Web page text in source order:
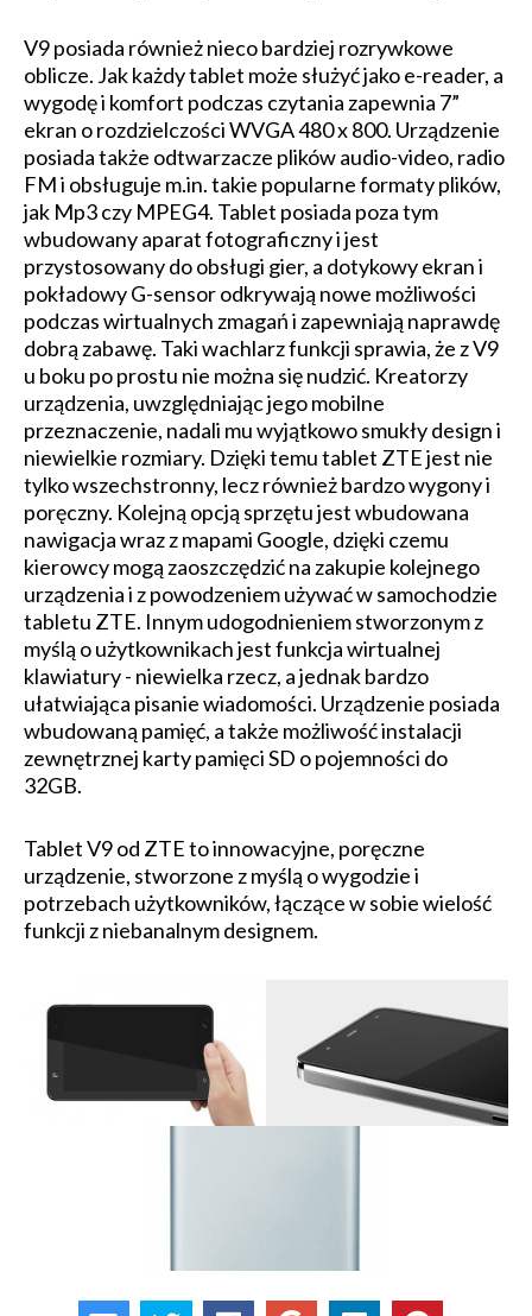
V9 posiada również nieco bardziej rozrywkowe
oblicze. Jak każdy tablet może służyć jako e-reader, a
wygodę i komfort podczas czytania zapewnia 7”
ekran o rozdzielczości WVGA 480 x 800. Urządzenie
posiada także odtwarzacze plików audio-video, radio
FM i obsługuje m.in. takie popularne formaty plików,
jak Mp3 czy MPEG4. Tablet posiada poza tym
wbudowany aparat fotograficzny i jest
przystosowany do obsługi gier, a dotykowy ekran i
pokładowy G-sensor odkrywają nowe możliwości
podczas wirtualnych zmagań i zapewniają naprawdę
dobrą zabawę. Taki wachlarz funkcji sprawia, że z V9
u boku po prostu nie można się nudzić. Kreatorzy
urządzenia, uwzględniając jego mobilne
przeznaczenie, nadali mu wyjątkowo smukły design i
niewielkie rozmiary. Dzięki temu tablet ZTE jest nie
tylko wszechstronny, lecz również bardzo wygony i
poręczny. Kolejną opcją sprzętu jest wbudowana
nawigacja wraz z mapami Google, dzięki czemu
kierowcy mogą zaoszczędzić na zakupie kolejnego
urządzenia i z powodzeniem używać w samochodzie
tabletu ZTE. Innym udogodnieniem stworzonym z
myślą o użytkownikach jest funkcja wirtualnej
klawiatury - niewielka rzecz, a jednak bardzo
ułatwiająca pisanie wiadomości. Urządzenie posiada
wbudowaną pamięć, a także możliwość instalacji
zewnętrznej karty pamięci SD o pojemności do
32GB.
Tablet V9 od ZTE to innowacyjne, poręczne
urządzenie, stworzone z myślą o wygodzie i
potrzebach użytkowników, łączące w sobie wielość
funkcji z niebanalnym designem.